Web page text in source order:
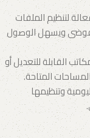
لتنظيم الملفات
الفوضى ويسهل الوصول
القابلة للتعديل أو
المتاحة.
وتنظيمها